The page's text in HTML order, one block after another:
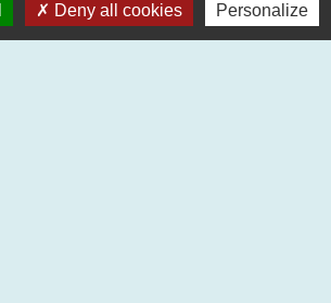
/ Pyrénées-Méditerranée
Deny all cookies Personalize